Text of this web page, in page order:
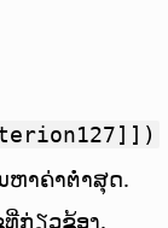
ຫາຄ່າຕ່ຳສຸດ.
ກ່ຽວຂ້ອງ.